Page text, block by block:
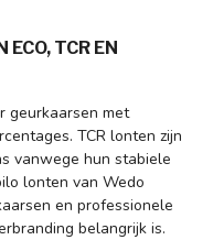
TCR EN
geurkaarsen met
TCR lonten zijn
vanwege hun stabiele
lonten van Wedo
en professionele
belangrijk is.